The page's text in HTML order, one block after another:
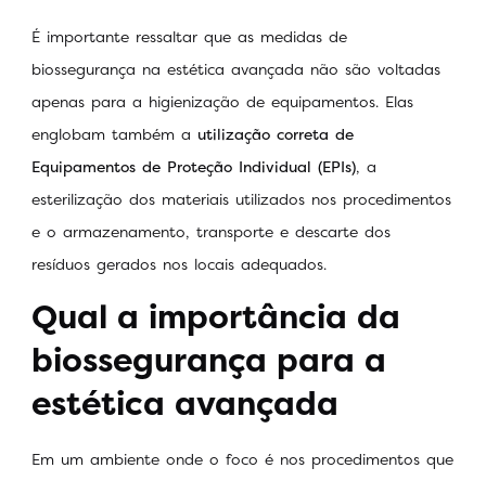
É importante ressaltar que as medidas de
biossegurança na estética avançada não são voltadas
apenas para a higienização de equipamentos. Elas
englobam também a utilização correta de
Equipamentos de Proteção Individual (EPIs), a
esterilização dos materiais utilizados nos procedimentos
e o armazenamento, transporte e descarte dos
resíduos gerados nos locais adequados.
Qual a importância da
biossegurança para a
estética avançada
Em um ambiente onde o foco é nos procedimentos que